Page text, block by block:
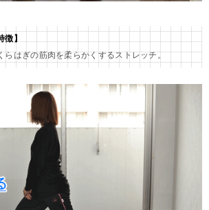
徴】
らはぎの筋肉を柔らかくするストレッチ。